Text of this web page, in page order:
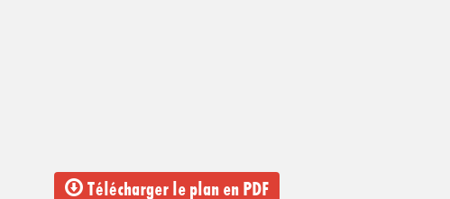
Télécharger le plan en PDF